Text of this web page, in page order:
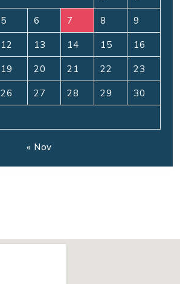
5 6 7 8 9
12 13 14 15 16
19 20 21 22 23
26 27 28 29 30
« Nov